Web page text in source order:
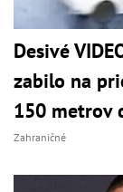
Desivé
zabilo na
150 metrov
Zahraničné